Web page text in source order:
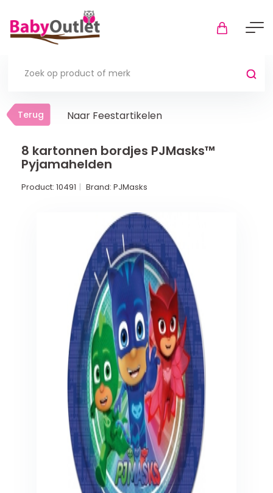
Terug
Thuis
Boxmatrassen en hoeslakens
Veiligheid in en om huis
Veiligheid in huis
Veiligheid buiten de deur
Kinderstoelen
Kinderstoelen
Kindermeubels
Terug Naar Feestartikelen
8 kartonnen bordjes PJMasks™
Pyjamahelden
Product: 10491 Brand: PJMasks